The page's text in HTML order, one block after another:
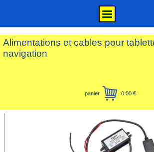
Sauter le menu
Alimentations et cables pour
navigation
panier 0.00 €